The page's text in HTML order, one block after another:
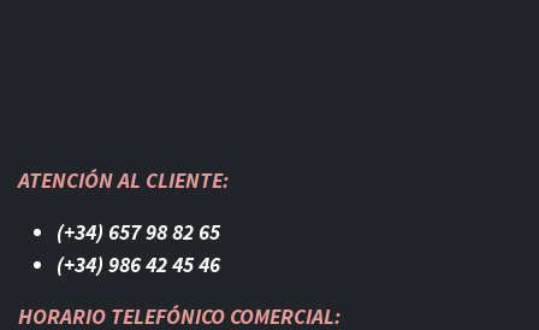
ATENCIÓN AL CLIENTE:
(+34) 657 98 82 65
(+34) 986 42 45 46​
HORARIO TELEFÓNICO COMERCIAL: